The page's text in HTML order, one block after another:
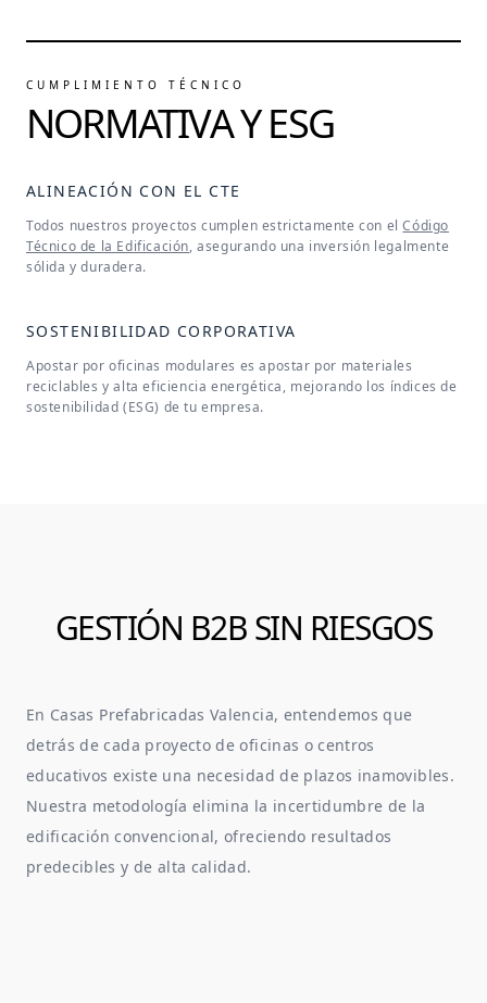
CUMPLIMIENTO TÉCNICO
NORMATIVA Y ESG
ALINEACIÓN CON EL CTE
Todos nuestros proyectos cumplen estrictamente con elCódigo
Técnico de la Edificación, asegurando una inversión legalmente
sólida y duradera.
SOSTENIBILIDAD CORPORATIVA
Apostar por oficinas modulares es apostar por materiales
reciclables y alta eficiencia energética, mejorando los índices de
sostenibilidad (ESG) de tu empresa.
GESTIÓN B2B SIN RIESGOS
En Casas Prefabricadas Valencia, entendemos que
detrás de cada proyecto de oficinas o centros
educativos existe una necesidad de plazos inamovibles.
Nuestra metodología elimina la incertidumbre de la
edificación convencional, ofreciendo resultados
predecibles y de alta calidad.